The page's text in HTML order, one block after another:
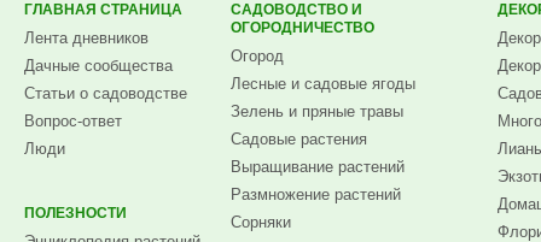
ГЛАВНАЯ СТРАНИЦА
Лента дневников
Дачные сообщества
Статьи о садоводстве
Вопрос-ответ
Люди
ПОЛЕЗНОСТИ
САДОВОДСТВО И
ОГОРОДНИЧЕСТВО
Огород
Лесные и садовые ягоды
Зелень и пряные травы
Садовые растения
Выращивание растений
Размножение растений
Сорняки